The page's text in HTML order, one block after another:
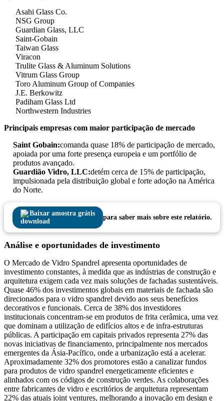
Asahi Glass Co.
NSG Group
Guardian Glass, LLC
Saint-Gobain
Taiwan Glass
Viracon
Trulite Glass & Aluminum Solutions
Vitrum Glass Group
Toro Aluminum Group of Companies
J.E. Berkowitz
Padiham Glass Ltd
Northwestern Industries
Principais empresas com maior participação de mercado
Saint Gobain:comanda quase 18% de participação de mercado,
apoiada por uma forte presença europeia e um portfólio de
produtos avançado.
Guardião Vidro, LLC:detém cerca de 15% de participação,
impulsionada pela distribuição global e forte adoção na América
do Norte.
Baixar amostra grátis
para saber mais sobre este relatório.
Análise e oportunidades de investimento
O Mercado de Vidro Spandrel apresenta oportunidades de
investimento constantes, à medida que as indústrias de construção e
arquitetura exigem cada vez mais soluções de fachadas sustentáveis.
Quase 46% dos investimentos globais em materiais de fachada são
direcionados para o vidro spandrel devido aos seus benefícios
decorativos e funcionais. Cerca de 38% dos investidores
institucionais concentram-se em produtos de frita cerâmica, uma vez
que dominam a utilização de edifícios altos e de infra-estruturas
públicas. A participação em capitais privados representa 27% das
novas iniciativas de financiamento, principalmente nos mercados
emergentes da Ásia-Pacífico, onde a urbanização está a acelerar.
Aproximadamente 32% dos promotores estão a canalizar fundos
para produtos de vidro spandrel energeticamente eficientes e
alinhados com os códigos de construção verdes. As colaborações
entre fabricantes de vidro e escritórios de arquitetura representam
22% das atuais joint ventures, melhorando a inovação em design e